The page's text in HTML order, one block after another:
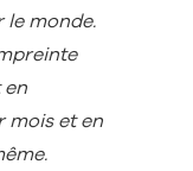
le monde.
en
mois et en